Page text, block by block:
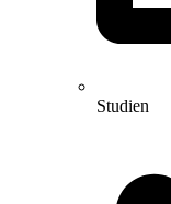
Studien